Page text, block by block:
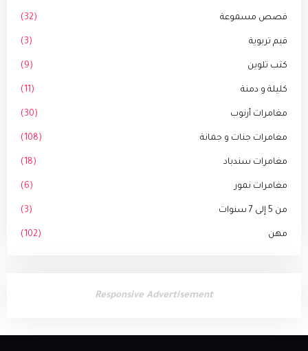
قصص مسموعة (32)
قيم تربوية (3)
كتب تلوين (9)
كليلة و دمنة (11)
مغامرات أرنوب (30)
مغامرات جنات و جمانة (108)
مغامرات سندباد (18)
مغامرات نمور (6)
من 5 إلى 7 سنوات (3)
مهن (102)
Responsive Advertisement